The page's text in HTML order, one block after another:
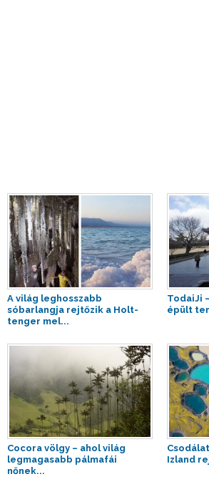
A világ leghosszabb
sóbarlangja rejtőzik a Holt-
tenger mel...
TodaiJi
épült
Cocora völgy – ahol világ
legmagasabb pálmafái
nőnek...
Izland